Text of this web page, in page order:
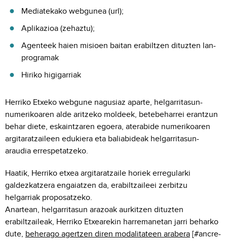
Mediatekako webgunea (url);
Aplikazioa (zehaztu);
Agenteek haien misioen baitan erabiltzen dituzten lan-
programak
Hiriko higigarriak
Herriko Etxeko webgune nagusiaz aparte, helgarritasun-
numerikoaren alde aritzeko moldeek, betebeharrei erantzun
behar diete, eskaintzaren egoera, aterabide numerikoaren
argitaratzaileen edukiera eta baliabideak helgarritasun-
araudia errespetatzeko.
Haatik, Herriko etxea argitaratzaile horiek erregularki
galdezkatzera engaiatzen da, erabiltzaileei zerbitzu
helgarriak proposatzeko.
Anartean, helgarritasun arazoak aurkitzen dituzten
erabiltzaileak, Herriko Etxearekin harremanetan jarri beharko
dute, beherago agertzen diren modalitateen arabera [#ancre-